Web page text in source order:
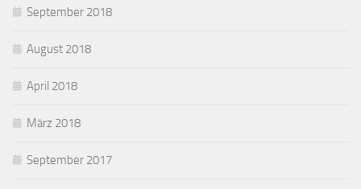
September 2018
August 2018
April 2018
März 2018
September 2017